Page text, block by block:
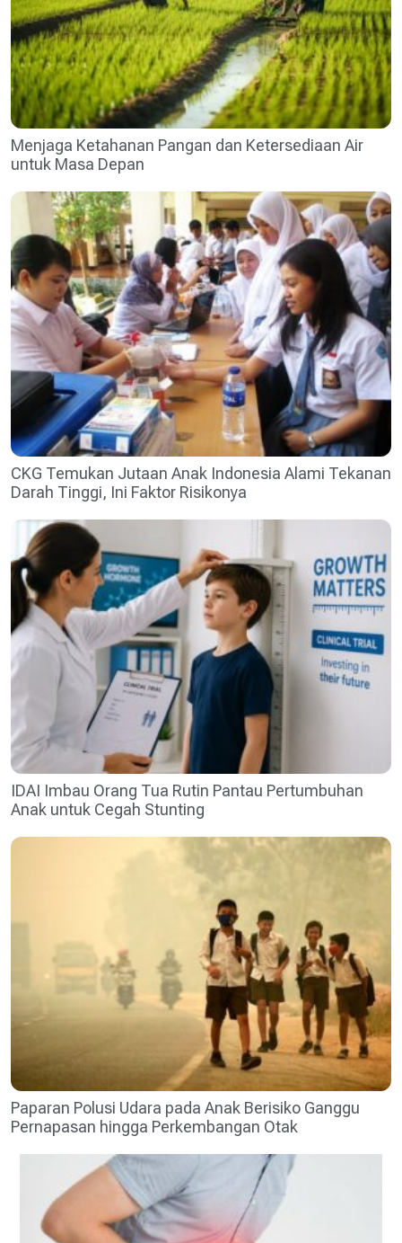
Menjaga Ketahanan Pangan dan Ketersediaan Air
untuk Masa Depan
CKG Temukan Jutaan Anak Indonesia Alami Tekanan
Darah Tinggi, Ini Faktor Risikonya
IDAI Imbau Orang Tua Rutin Pantau Pertumbuhan
Anak untuk Cegah Stunting
Paparan Polusi Udara pada Anak Berisiko Ganggu
Pernapasan hingga Perkembangan Otak